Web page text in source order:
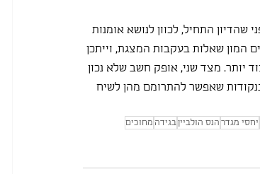
התחיל, לכוון לנושא אומנות
המון שאלות בעקבות המצגת, וייתכן
יותר. מצד שני, אופק חשב שלא נכון
שאפשר להתרומם מהן לשיח
יחסי מגדר הנס הולבייןבגידה מחוכים